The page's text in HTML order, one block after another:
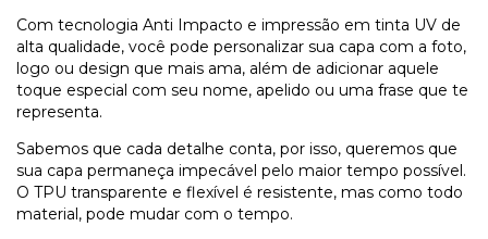
Com tecnologia Anti Impacto e impressão em tinta UV de
alta qualidade, você pode personalizar sua capa com a foto,
logo ou design que mais ama, além de adicionar aquele
toque especial com seu nome, apelido ou uma frase que te
representa.
Sabemos que cada detalhe conta, por isso, queremos que
sua capa permaneça impecável pelo maior tempo possível.
O TPU transparente e flexível é resistente, mas como todo
material, pode mudar com o tempo.